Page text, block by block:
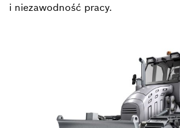
i niezawodność pracy.